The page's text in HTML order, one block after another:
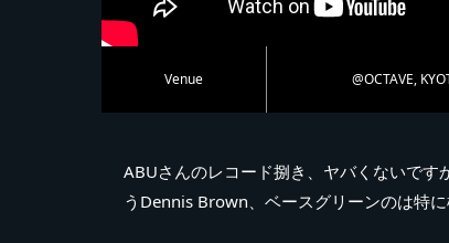
Venue @OCTAVE,
ABUさんのレコード捌き、ヤバくないで
うDennis Brown、ベースグリーンのは特に